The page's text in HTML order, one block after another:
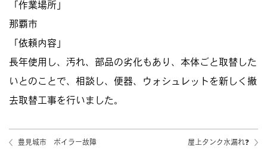
「作業場所」
那覇市
「依頼内容」
長年使用し、汚れ、部品の劣化もあり、本体ごと取替した
いとのことで、相談し、便器、ウォシュレットを新しく撤
去取替工事を行いました。
豊見城市 ボイラー故障 屋上タンク水漏れ❓